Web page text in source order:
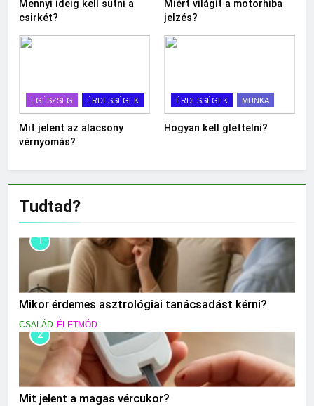
Mennyi ideig kell sütni a
csirkét?
Miért világít a motorhiba
jelzés?
EGÉSZSÉG ÉRDESSÉGEK
Mit jelent az alacsony
vérnyomás?
ÉRDESSÉGEK MUNKA
Hogyan kell glettelni?
Tudtad?
1
Mikor érdemes asztrológiai tanácsadást kérni?
CSALÁD ÉLETMÓD
2
Mit jelent a magas vércukor?